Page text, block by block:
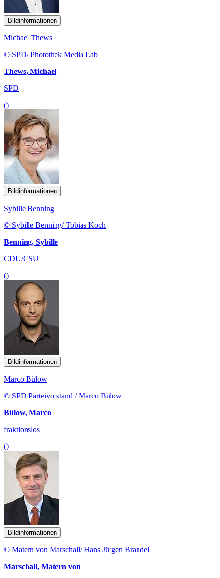
Bildinformationen
Michael Thews
© SPD/ Photothek Media Lab
Thews, Michael
SPD
()
Bildinformationen
Sybille Benning
© Sybille Benning/ Tobias Koch
Benning, Sybille
CDU/CSU
()
Bildinformationen
Marco Bülow
© SPD Parteivorstand / Marco Bülow
Bülow, Marco
fraktionslos
()
Bildinformationen
© Matern von Marschall/ Hans Jürgen Brandel
Marschall, Matern von